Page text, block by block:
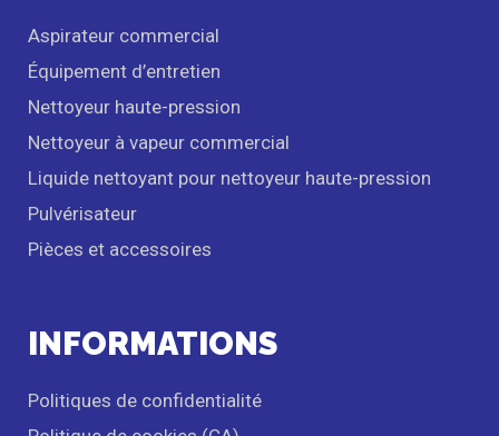
Aspirateur commercial
Équipement d’entretien
Nettoyeur haute-pression
Nettoyeur à vapeur commercial
Liquide nettoyant pour nettoyeur haute-pression
Pulvérisateur
Pièces et accessoires
INFORMATIONS
Politiques de confidentialité